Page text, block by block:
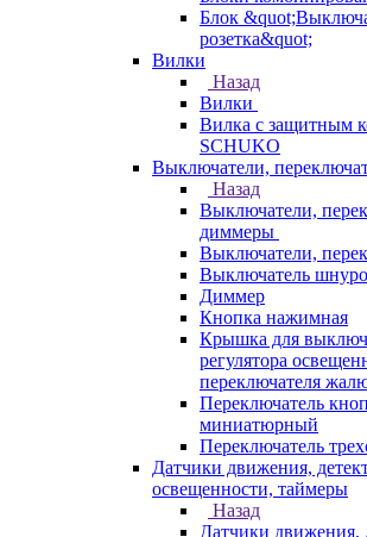
Блок
розетка&quot;
Вилки
Назад
Вилки
Вилка с защитным
SCHUKO
Выключатели,
Назад
Выключатели,
диммеры
Выключатели,
Выключатель
Диммер
Кнопка нажимная
Крышка для
регулятора
переключателя
Переключатель
миниатюрный
Переключатель
Датчики движения,
освещенности, таймеры
Назад
Датчики движения,